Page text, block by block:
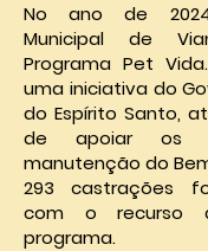
No ano de
Municipal de
Programa Pet
uma iniciativa do
do Espírito Santo,
de apoiar os
manutenção do
293 castrações
com o recurso
programa.